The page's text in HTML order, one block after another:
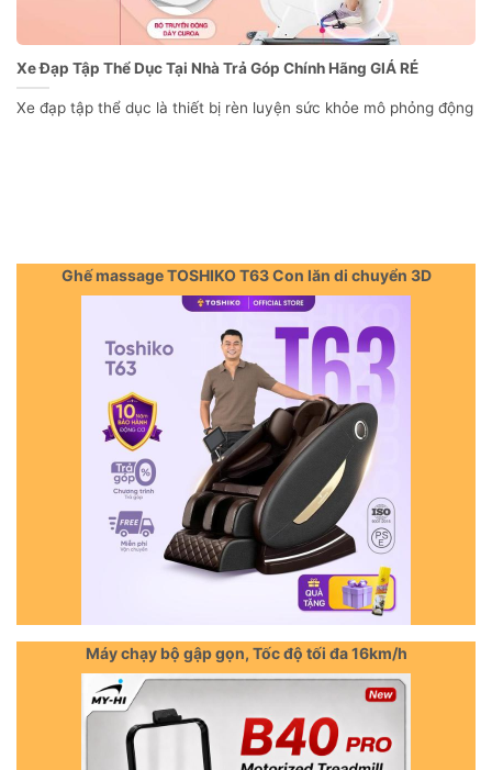
Xe Đạp Tập Thể Dục Tại Nhà Trả Góp Chính Hãng GIÁ RẺ
Xe đạp tập thể dục là thiết bị rèn luyện sức khỏe mô phỏng động
Ghế massage TOSHIKO T63 Con lăn di chuyển 3D
Máy chạy bộ gập gọn, Tốc độ tối đa 16km/h